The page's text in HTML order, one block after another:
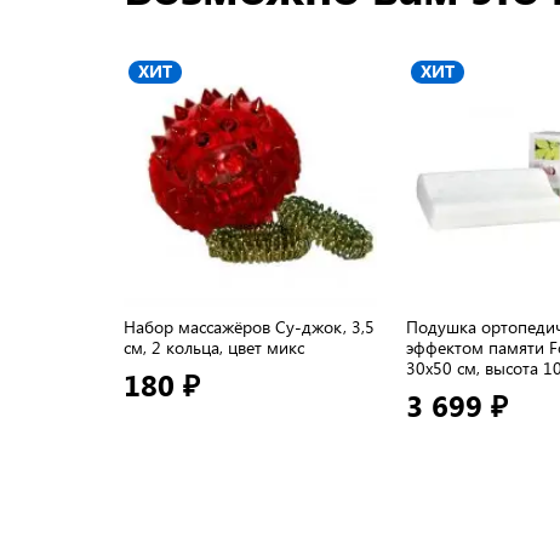
ХИТ
Набор массажёров Су-джок, 3,5
см, 2 кольца, цвет микс
180 ₽
ХИТ
Подушка
эффектом памяти
30х50 см, высота
3 699 ₽